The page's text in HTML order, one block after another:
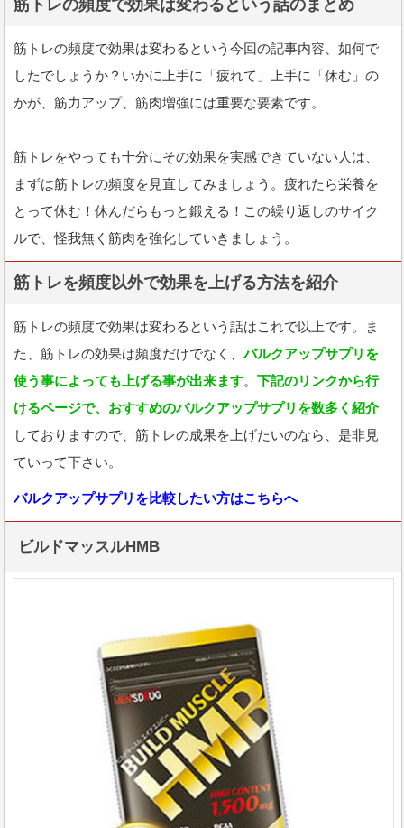
筋トレの頻度で効果は変わるという話のまとめ
筋トレの頻度で効果は変わるという今回の記事内容、如何で
したでしょうか？いかに上手に「疲れて」上手に「休む」の
かが、筋力アップ、筋肉増強には重要な要素です。
筋トレをやっても十分にその効果を実感できていない人は、
まずは筋トレの頻度を見直してみましょう。疲れたら栄養を
とって休む！休んだらもっと鍛える！この繰り返しのサイク
ルで、怪我無く筋肉を強化していきましょう。
筋トレを頻度以外で効果を上げる方法を紹介
筋トレの頻度で効果は変わるという話はこれで以上です。ま
た、筋トレの効果は頻度だけでなく、バルクアップサプリを
使う事によっても上げる事が出来ます。下記のリンクから行
けるページで、おすすめのバルクアップサプリを数多く紹介
しておりますので、筋トレの成果を上げたいのなら、是非見
ていって下さい。
バルクアップサプリを比較したい方はこちらへ
ビルドマッスルHMB